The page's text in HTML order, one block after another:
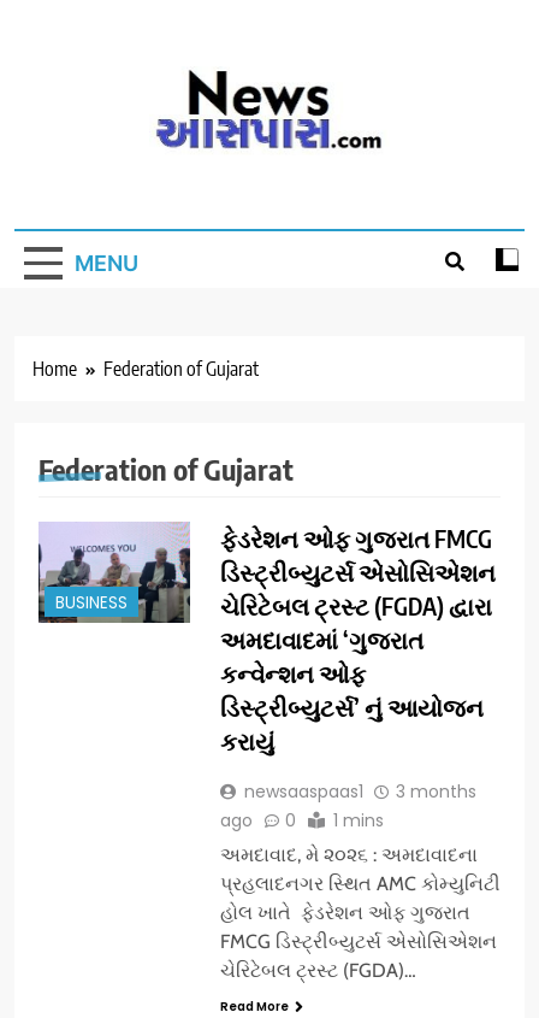
MENU
Home Federation of Gujarat
Federation of Gujarat
BUSINESS
ફેડરેશન ઓફ ગુજરાત FMCG
ડિસ્ટ્રીબ્યુટર્સ એસોસિએશન
ચેરિટેબલ ટ્રસ્ટ (FGDA) દ્વારા
અમદાવાદમાં ‘ગુજરાત
કન્વેન્શન ઓફ
ડિસ્ટ્રીબ્યુટર્સ’ નું આયોજન
કરાયું
newsaaspaas1
3 months
ago
0 1 mins
અમદાવાદ, મે ૨૦૨૬ : અમદાવાદના
પ્રહલાદનગર સ્થિત AMC કોમ્યુનિટી
હોલ ખાતે ફેડરેશન ઓફ ગુજરાત
FMCG ડિસ્ટ્રીબ્યુટર્સ એસોસિએશન
ચેરિટેબલ ટ્રસ્ટ (FGDA)…
Read More